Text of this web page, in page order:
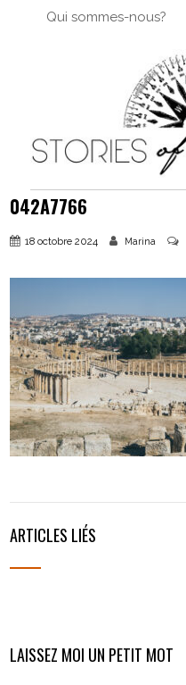
Qui sommes-nous?
042A7766
18 octobre 2024 Marina
ARTICLES LIÉS
LAISSEZ MOI UN PETIT MOT